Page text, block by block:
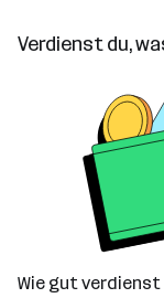
Verdienst du,
Wie gut